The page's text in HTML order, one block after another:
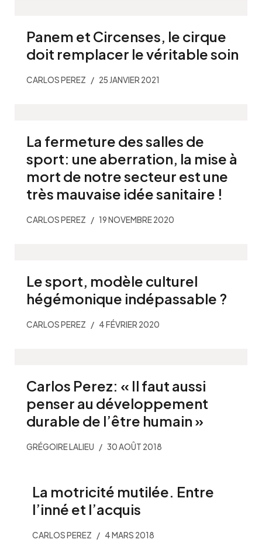
Panem et Circenses, le cirque
doit remplacer le véritable soin
CARLOS PEREZ 25 JANVIER 2021
La fermeture des salles de
sport: une aberration, la mise à
mort de notre secteur est une
très mauvaise idée sanitaire !
CARLOS PEREZ 19 NOVEMBRE 2020
Le sport, modèle culturel
hégémonique indépassable ?
CARLOS PEREZ 4 FÉVRIER 2020
Carlos Perez: « Il faut aussi
penser au développement
durable de l’être humain »
GRÉGOIRE LALIEU 30 AOÛT 2018
La motricité mutilée. Entre
l’inné et l’acquis
CARLOS PEREZ 4 MARS 2018